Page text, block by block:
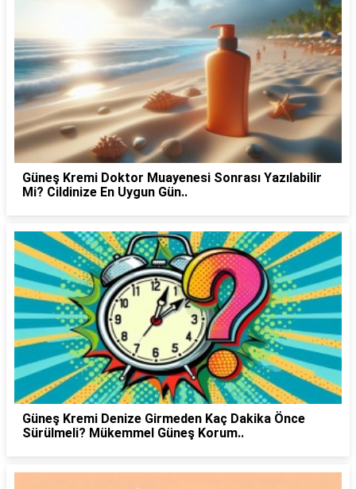
Güneş Kremi Doktor Muayenesi Sonrası Yazılabilir
Mi? Cildinize En Uygun Gün..
Güneş Kremi Denize Girmeden Kaç Dakika Önce
Sürülmeli? Mükemmel Güneş Korum..